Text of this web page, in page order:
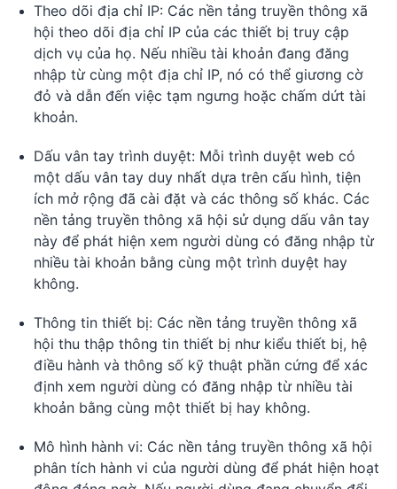
Theo dõi địa chỉ IP: Các nền tảng truyền thông xã
hội theo dõi địa chỉ IP của các thiết bị truy cập
dịch vụ của họ. Nếu nhiều tài khoản đang đăng
nhập từ cùng một địa chỉ IP, nó có thể giương cờ
đỏ và dẫn đến việc tạm ngưng hoặc chấm dứt tài
khoản.
Dấu vân tay trình duyệt: Mỗi trình duyệt web có
một dấu vân tay duy nhất dựa trên cấu hình, tiện
ích mở rộng đã cài đặt và các thông số khác. Các
nền tảng truyền thông xã hội sử dụng dấu vân tay
này để phát hiện xem người dùng có đăng nhập từ
nhiều tài khoản bằng cùng một trình duyệt hay
không.
Thông tin thiết bị: Các nền tảng truyền thông xã
hội thu thập thông tin thiết bị như kiểu thiết bị, hệ
điều hành và thông số kỹ thuật phần cứng để xác
định xem người dùng có đăng nhập từ nhiều tài
khoản bằng cùng một thiết bị hay không.
Mô hình hành vi: Các nền tảng truyền thông xã hội
phân tích hành vi của người dùng để phát hiện hoạt